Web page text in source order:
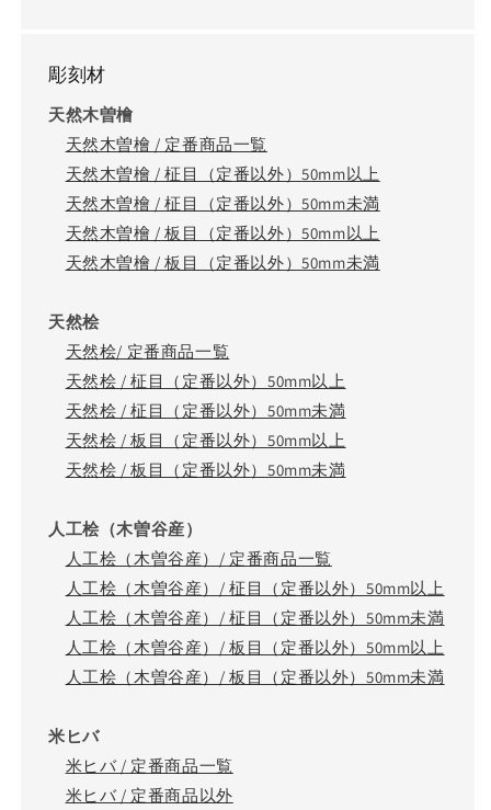
彫刻材
天然木曽檜
天然木曽檜 / 定番商品一覧
天然木曽檜 / 柾目（定番以外）50mm以上
天然木曽檜 / 柾目（定番以外）50mm未満
天然木曽檜 / 板目（定番以外）50mm以上
天然木曽檜 / 板目（定番以外）50mm未満
天然桧
天然桧/ 定番商品一覧
天然桧 / 柾目（定番以外）50mm以上
天然桧 / 柾目（定番以外）50mm未満
天然桧 / 板目（定番以外）50mm以上
天然桧 / 板目（定番以外）50mm未満
人工桧（木曽谷産）
人工桧（木曽谷産）/ 定番商品一覧
人工桧（木曽谷産）/ 柾目（定番以外）50mm以上
人工桧（木曽谷産）/ 柾目（定番以外）50mm未満
人工桧（木曽谷産）/ 板目（定番以外）50mm以上
人工桧（木曽谷産）/ 板目（定番以外）50mm未満
米ヒバ
米ヒバ / 定番商品一覧
米ヒバ / 定番商品以外